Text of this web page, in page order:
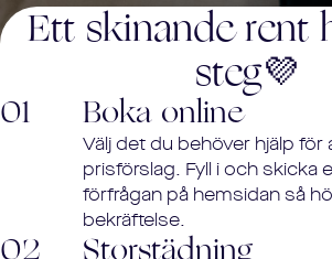
Ett skinande rent
steg💜
01 Boka online
Välj det du behöver hjälp för
prisförslag. Fyll i och skicka
förfrågan på hemsidan så
bekräftelse.
02 Storstädning